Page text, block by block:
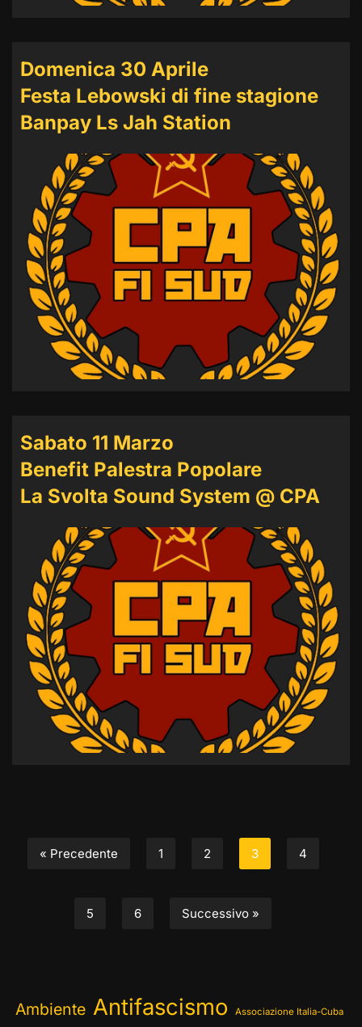
Domenica 30 Aprile
Festa Lebowski di fine stagione
Banpay Ls Jah Station
Sabato 11 Marzo
Benefit Palestra Popolare
La Svolta Sound System @ CPA
« Precedente 1 2 3 4
5 6 Successivo »
Ambiente Antifascismo Associazione Italia-Cuba